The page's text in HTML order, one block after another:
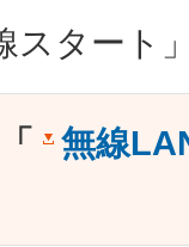
スタート
無線